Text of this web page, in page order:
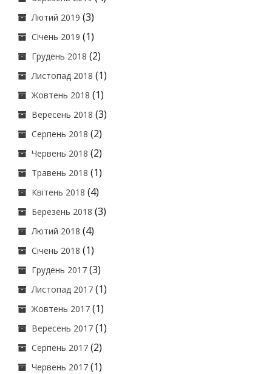
Лютий 2019 (3)
Січень 2019 (1)
Грудень 2018 (2)
Листопад 2018 (1)
Жовтень 2018 (1)
Вересень 2018 (3)
Серпень 2018 (2)
Червень 2018 (2)
Травень 2018 (1)
Квітень 2018 (4)
Березень 2018 (3)
Лютий 2018 (4)
Січень 2018 (1)
Грудень 2017 (3)
Листопад 2017 (1)
Жовтень 2017 (1)
Вересень 2017 (1)
Серпень 2017 (2)
Червень 2017 (1)